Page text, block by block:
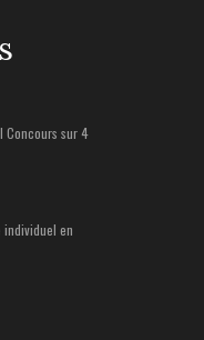
Concours sur 4
individuel en